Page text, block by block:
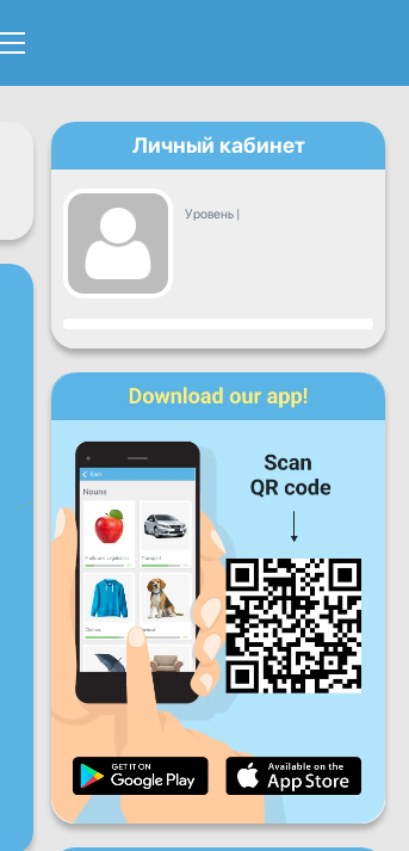
Личный кабинет
Уровень |
Прогресс
Пн Ср Чт
Сб Вс
Ежедневный прогресс
Ежемесячный прогресс
Общий прогресс